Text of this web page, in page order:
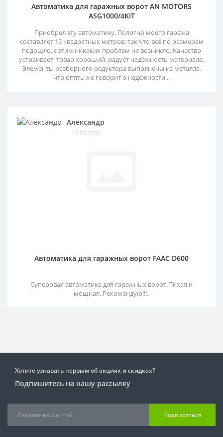
Автоматика для гаражных ворот AN MOTORS
ASG1000/4KIT
Приобрел эту автоматику. Полотно моего гаража
составляет 15 квадратных метров, так что всё по размерам
подошло, с этим никаких проблем не возникло. Качество
устраивает, товар хороший, радует надёжность материала.
Элементы разборного редуктора выполнены из металла,
что опять же говорит о надёжности ..
Александр
15.02.2020
Автоматика для гаражных ворот FAAC D600
Суперовая автоматика для гаражных ворот. Тихая и
мощная. Рекомендую!!!..
Хотите узнавать первым об акциях и скидках?
Подпишитесь на нашу рассылку
Подписаться